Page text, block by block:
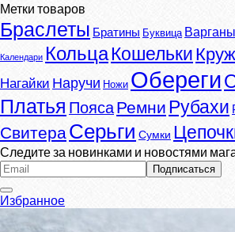
Метки товаров
Браслеты Братины Буквица Варганы
Календари КольцаКошельки
Нагайки Наручи Ножи Обереги
Платья ПоясаРемни Рубахи
СвитераСерьги Сумки
Следите за новинками и новостями
Избранное